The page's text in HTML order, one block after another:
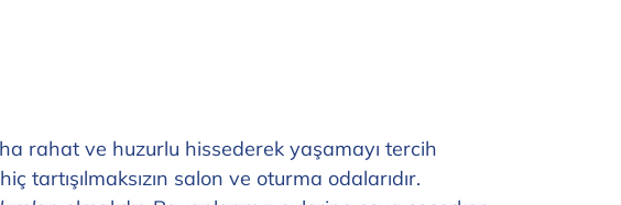
rahat ve huzurlu hissederek yaşamayı tercih
salon ve oturma odalarıdır.